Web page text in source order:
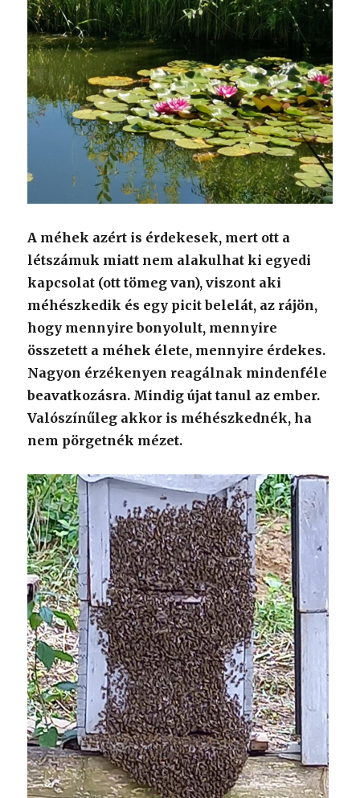
A méhek azért is érdekesek, mert ott a
létszámuk miatt nem alakulhat ki egyedi
kapcsolat (ott tömeg van), viszont aki
méhészkedik és egy picit belelát, az rájön,
hogy mennyire bonyolult, mennyire
összetett a méhek élete, mennyire érdekes.
Nagyon érzékenyen reagálnak mindenféle
beavatkozásra. Mindig újat tanul az ember.
Valószínűleg akkor is méhészkednék, ha
nem pörgetnék mézet.